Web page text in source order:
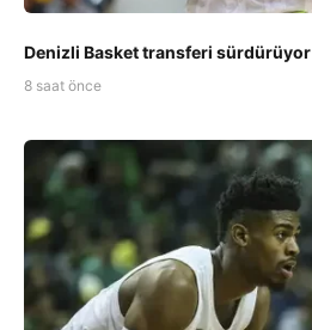
Denizli Basket transferi sürdürüyor
8 saat önce